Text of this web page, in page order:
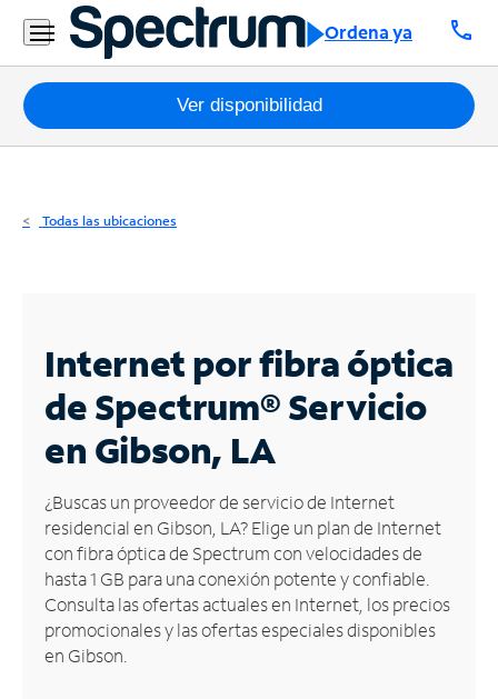
Ordena ya call
Residencial
Business
Paquetes
Internet
Business
Contáctanos
Inglés
Administrar
cuenta
Encuentra
una
tienda
Ver disponibilidad
Todas las ubicaciones
Internet por fibra óptica
de Spectrum®Servicio
en Gibson, LA
¿Buscas un proveedor de servicio de Internet
residencial en Gibson, LA? Elige un plan de Internet
con fibra óptica de Spectrum con velocidades de
hasta 1 GB para una conexión potente y confiable.
Consulta las ofertas actuales en Internet, los precios
promocionales y las ofertas especiales disponibles
en Gibson.